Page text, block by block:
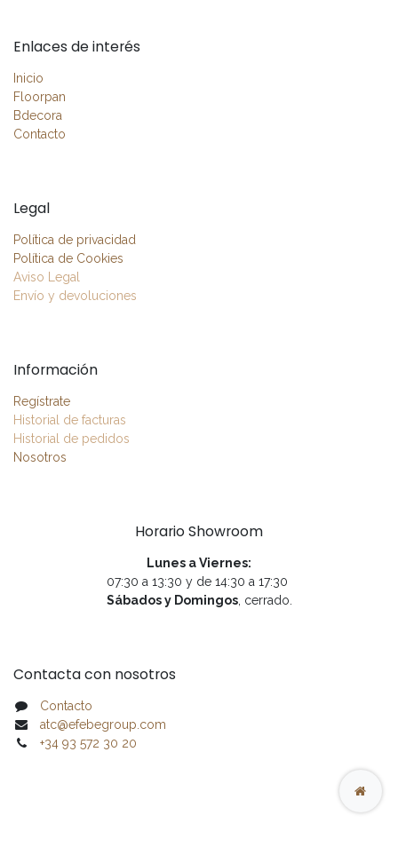
Enlaces de interés
Inicio
Floorpan
Bdecora
Contacto
Legal
Política de privacidad
Política de Cookies
Aviso Legal
Envío y devoluciones
Información
Regístrate
Historial de facturas
Historial de pedidos
Nosotros
Horario Showroom
Lunes a Viernes:
07:30 a 13:30 y de 14:30 a 17:30
Sábados y Domingos, cerrado.
Contacta con nosotros
Contacto
atc@efebegroup.com
+34 93 572 30 20